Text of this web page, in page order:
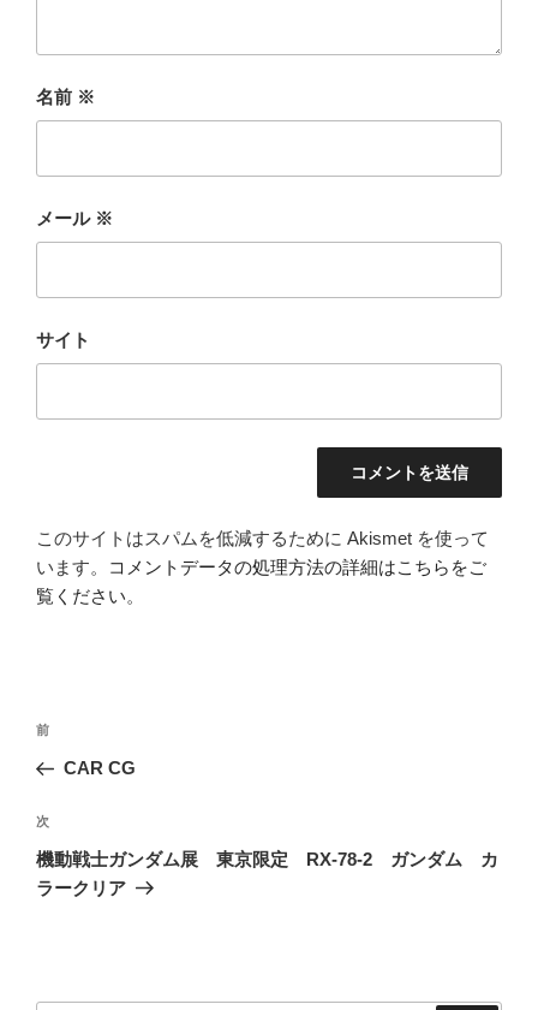
名前 ※
メール ※
サイト
このサイトはスパムを低減するために Akismet を使って
います。
コメントデータの処理方法の詳細はこちらをご
覧ください。
投
ナ
ビ
ゲ
ー
前
の
稿
前
CAR CG
次
の
投
次
機動戦士ガンダム展 東京限定 RX-78-2 ガンダム カ
ラークリア